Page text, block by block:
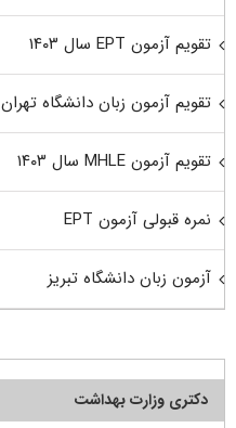
تقویم آزمون EPT سال ۱۴۰۳
تقویم آزمون زبان دانشگاه تهران ۱۴۰۳
تقویم آزمون MHLE سال ۱۴۰۳
نمره قبولی آزمون EPT
آزمون زبان دانشگاه تبریز
دکتری وزارت بهداشت